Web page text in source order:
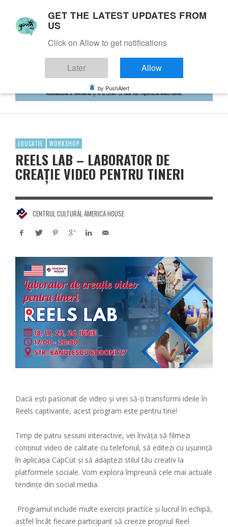
EDUCATIE WORKSHOP
REELS LAB – LABORATOR DE
CREAȚIE VIDEO PENTRU TINERI
CENTRUL CULTURAL AMERICA HOUSE
Dacă ești pasionat de video și vrei să-ți transformi ideile în
Reels captivante, acest program este pentru tine!
Timp de patru sesiuni interactive, vei învăța să filmezi
conținut video de calitate cu telefonul, să editezi cu ușurință
în aplicația CapCut și să adaptezi stilul tău creativ la
platformele sociale. Vom explora împreună cele mai actuale
tendințe din social media.
Programul include multe exerciții practice și lucrul în echipă,
astfel încât fiecare participant să creeze propriul Reel
GET THE LATEST UPDATES FROM
US
Click on Allow to get notifications
Later Allow
by PushAlert